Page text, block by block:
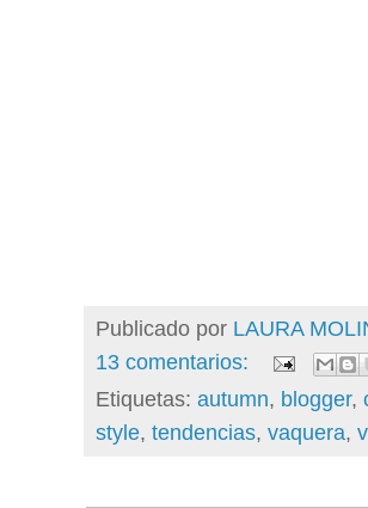
Publicado por LAURA
13 comentarios:
Etiquetas: autumn, blogger,
style, tendencias, vaquera,